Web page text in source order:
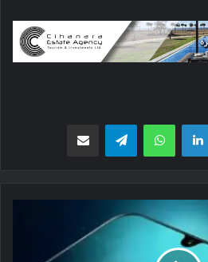
لینکدین واتس اپ